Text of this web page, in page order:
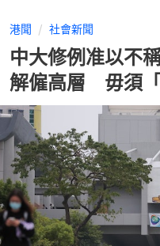
港聞 社會新聞
中大修例准以不
解僱高層 毋須「